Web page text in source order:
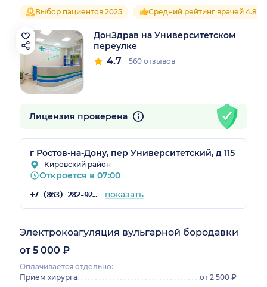
Выбор пациентов 2025 Средний рейтинг врачей 4.8
ДонЗдрав на Университетском
переулке
4.7 560 отзывов
Лицензия проверена
г Ростов-на-Дону, пер Университетский, д 115
Кировский район
Откроется в 07:00
+7 (863) 282-92-97 показать
Электрокоагуляция вульгарной бородавки
от 5 000 ₽
Оплачивается отдельно:
Прием хирурга
от 2 500 ₽